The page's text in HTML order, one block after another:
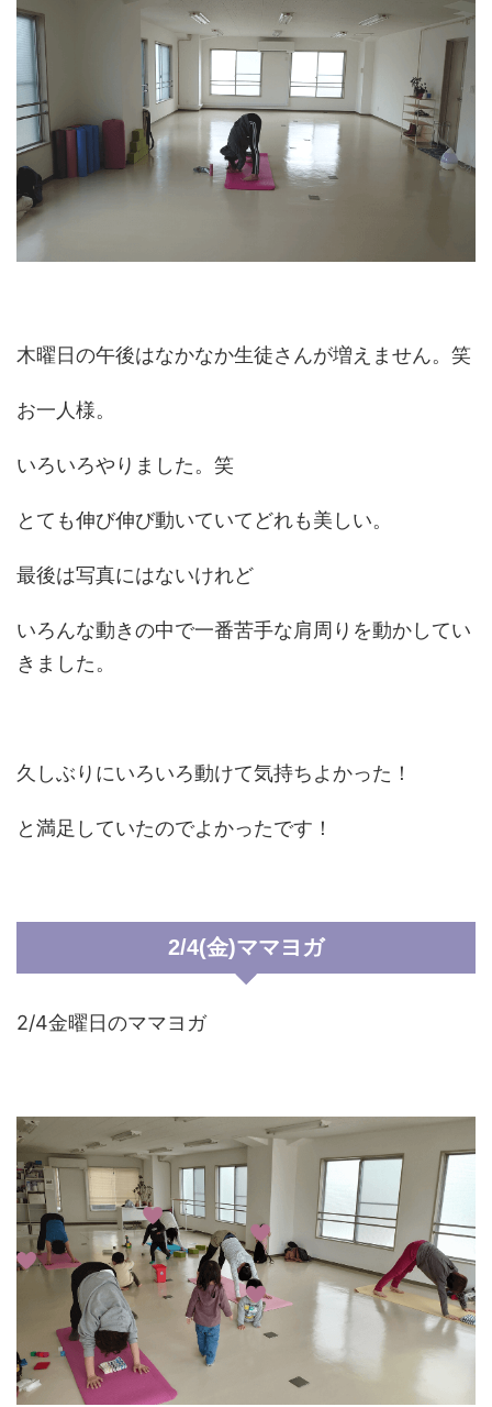
木曜日の午後はなかなか生徒さんが増えません。笑
お一人様。
いろいろやりました。笑
とても伸び伸び動いていてどれも美しい。
最後は写真にはないけれど
いろんな動きの中で一番苦手な肩周りを動かしてい
きました。
久しぶりにいろいろ動けて気持ちよかった！
と満足していたのでよかったです！
2/4(金)ママヨガ
2/4金曜日のママヨガ